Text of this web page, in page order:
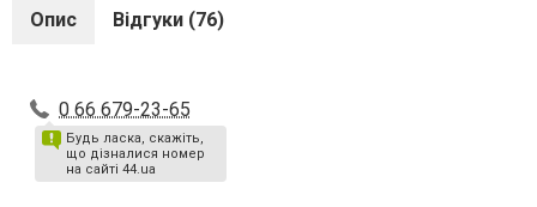
Опис Відгуки (76)
0 66 679-23-65
Будь ласка, скажіть,
що дізналися номер
на сайті 44.ua